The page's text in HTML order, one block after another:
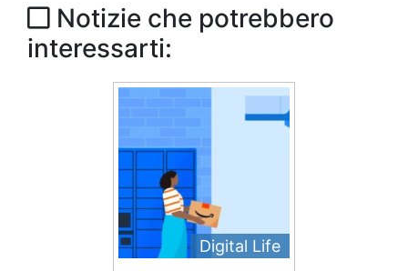
Notizie che potrebbero
interessarti:
Digital Life